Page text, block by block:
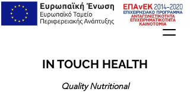
IN TOUCH HEALTH
Quality Nutritional